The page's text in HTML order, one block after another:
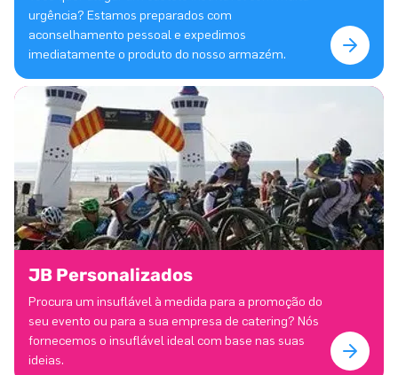
urgência? Estamos preparados com
aconselhamento pessoal e expedimos
imediatamente o produto do nosso armazém.
JB Personalizados
Procura um insuflável à medida para a promoção do
seu evento ou para a sua empresa de catering? Nós
fornecemos o insuflável ideal com base nas suas
ideias.